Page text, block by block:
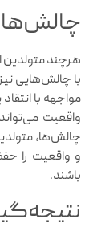
هرچند متولدین
با چالش‌هایی
مواجهه با
واقعیت
چالش‌ها،
و واقعیت را
باشند.